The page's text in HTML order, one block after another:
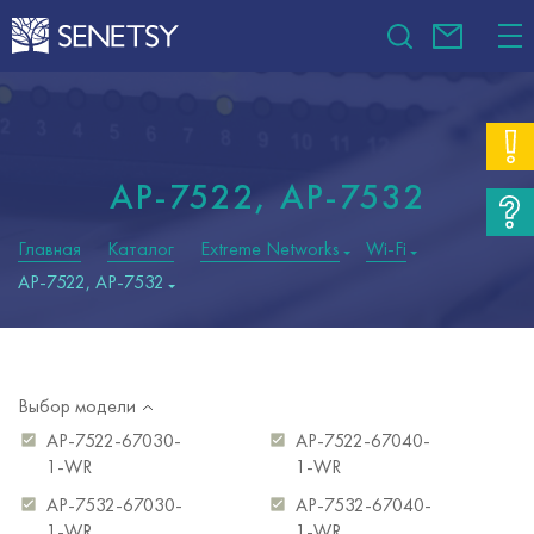
AP-7522, AP-7532
Главная Каталог Extreme Networks
Wi-Fi
AP-7522, AP-7532
Выбор модели
AP-7522-67030-
1-WR
AP-7522-67040-
1-WR
AP-7532-67030-
AP-7532-67040-